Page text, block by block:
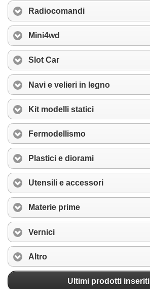
Radiocomandi
Mini4wd
Slot Car
Navi e velieri in legno
Kit modelli statici
Fermodellismo
Plastici e diorami
Utensili e accessori
Materie prime
Vernici
Altro
Ultimi prodotti inseriti